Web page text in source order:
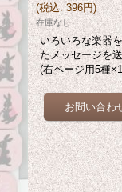
(税込: 396円)
在庫なし
いろいろな楽器
たメッセージを
(右ページ用5種